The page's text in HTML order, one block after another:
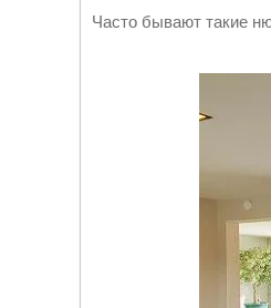
Часто бывают такие